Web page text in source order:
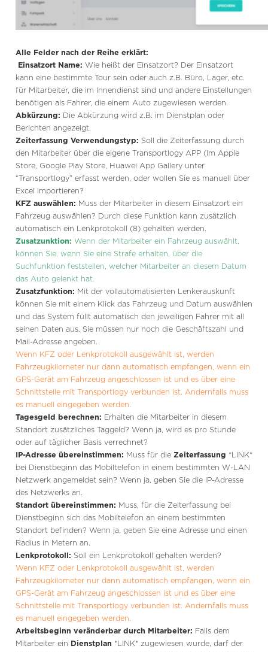
Alle Felder nach der Reihe erklärt:
Einsatzort Name: Wie heißt der Einsatzort? Der Einsatzort
kann eine bestimmte Tour sein oder auch z.B. Büro, Lager, etc.
für Mitarbeiter, die im Innendienst sind und andere Einstellungen
benötigen als Fahrer, die einem Auto zugewiesen werden.
Abkürzung: Die Abkürzung wird z.B. im Dienstplan oder
Berichten angezeigt.
Zeiterfassung Verwendungstyp: Soll die Zeiterfassung durch
den Mitarbeiter über die eigene Transportlogy APP (Im Apple
Store, Google Play Store, Huawei App Gallery unter
“Transportlogy” erfasst werden, oder wollen Sie es manuell über
Excel importieren?
KFZ auswählen: Muss der Mitarbeiter in diesem Einsatzort ein
Fahrzeug auswählen? Durch diese Funktion kann zusätzlich
automatisch ein Lenkprotokoll (8) gehalten werden.
Zusatzunktion: Wenn der Mitarbeiter ein Fahrzeug auswählt,
können Sie, wenn Sie eine Strafe erhalten, über die
Suchfunktion feststellen, welcher Mitarbeiter an diesem Datum
das Auto gelenkt hat.
Zusatzfunktion: Mit der vollautomatisierten Lenkerauskunft
können Sie mit einem Klick das Fahrzeug und Datum auswählen
und das System füllt automatisch den jeweiligen Fahrer mit all
seinen Daten aus. Sie müssen nur noch die Geschäftszahl und
Mail-Adresse angeben.
Wenn KFZ oder Lenkprotokoll ausgewählt ist, werden
Fahrzeugkilometer nur dann automatisch empfangen, wenn ein
GPS-Gerät am Fahrzeug angeschlossen ist und es über eine
Schnittstelle mit Transportlogy verbunden ist. Andernfalls muss
es manuell eingegeben werden.
Tagesgeld berechnen: Erhalten die Mitarbeiter in diesem
Standort zusätzliches Taggeld? Wenn ja, wird es pro Stunde
oder auf täglicher Basis verrechnet?
IP-Adresse übereinstimmen: Muss für die Zeiterfassung *LINK*
bei Dienstbeginn das Mobiltelefon in einem bestimmten W-LAN
Netzwerk angemeldet sein? Wenn ja, geben Sie die IP-Adresse
des Netzwerks an.
Standort übereinstimmen: Muss, für die Zeiterfassung bei
Dienstbeginn sich das Mobiltelefon an einem bestimmten
Standort befinden? Wenn ja, geben Sie eine Adresse und einen
Radius in Metern an.
Lenkprotokoll: Soll ein Lenkprotokoll gehalten werden?
Wenn KFZ oder Lenkprotokoll ausgewählt ist, werden
Fahrzeugkilometer nur dann automatisch empfangen, wenn ein
GPS-Gerät am Fahrzeug angeschlossen ist und es über eine
Schnittstelle mit Transportlogy verbunden ist. Andernfalls muss
es manuell eingegeben werden.
Arbeitsbeginn veränderbar durch Mitarbeiter: Falls dem
Mitarbeiter ein
Dienstplan *LINK* zugewiesen wurde, darf der